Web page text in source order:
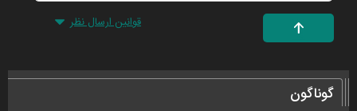
قوانین ارسال نظر
گوناگون